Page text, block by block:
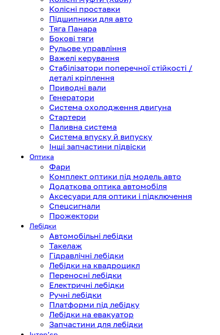
Колісні проставки
Підшипники для авто
Тяга Панара
Бокові тяги
Рульове управління
Важелі керування
Стабілізатори поперечної стійкості /
деталі кріплення
Приводні вали
Генератори
Система охолодження двигуна
Стартери
Паливна система
Система впуску й випуску
Інші запчастини підвіски
Оптика
Фари
Комплект оптики під модель авто
Додаткова оптика автомобіля
Аксесуари для оптики і підключення
Спецсигнали
Прожектори
Лебідки
Автомобільні лебідки
Такелаж
Гідравлічні лебідки
Лебідки на квадроцикл
Переносні лебідки
Електричні лебідки
Ручні лебідки
Платформи під лебідку
Лебідки на евакуатор
Запчастини для лебідки